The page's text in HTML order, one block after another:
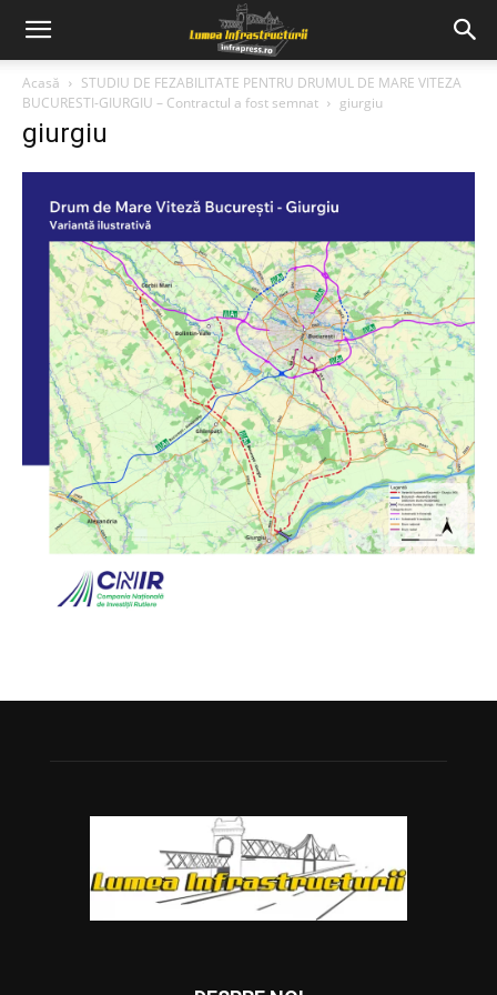
Acasă
STUDIU DE FEZABILITATE PENTRU DRUMUL DE MARE VITEZA
BUCURESTI-GIURGIU – Contractul a fost semnat
giurgiu
giurgiu